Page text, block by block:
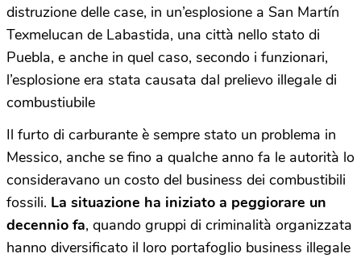
distruzione delle case, in un’esplosione a San Martín
Texmelucan de Labastida, una città nello stato di
Puebla, e anche in quel caso, secondo i funzionari,
l’esplosione era stata causata dal prelievo illegale di
combustiubile
Il furto di carburante è sempre stato un problema in
Messico, anche se fino a qualche anno fa le autorità lo
consideravano un costo del business dei combustibili
fossili. La situazione ha iniziato a peggiorare un
decennio fa, quando gruppi di criminalità organizzata
hanno diversificato il loro portafoglio business illegale